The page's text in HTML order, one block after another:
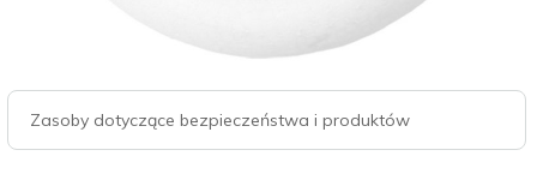
Zasoby dotyczące bezpieczeństwa i produktów